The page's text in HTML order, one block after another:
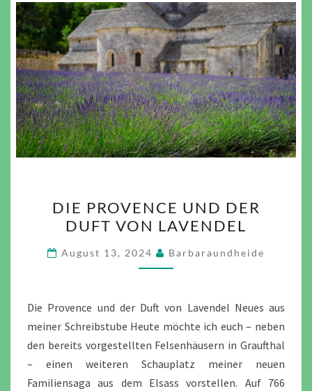
PROVENCE
UND
DER
DUFT
LAVENDEL
DIE PROVENCE UND DER
DUFT VON LAVENDEL
August 13, 2024 Barbaraundheide
Die Provence und der Duft von Lavendel Neues aus
meiner Schreibstube Heute möchte ich euch – neben
den bereits vorgestellten Felsenhäusern in Graufthal
– einen weiteren Schauplatz meiner neuen
Familiensaga aus dem Elsass vorstellen. Auf 766